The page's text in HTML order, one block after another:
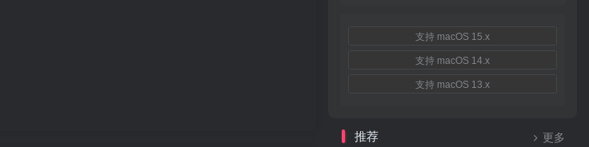
支持 macOS 15.x
支持 macOS 14.x
支持 macOS 13.x
推荐 更多